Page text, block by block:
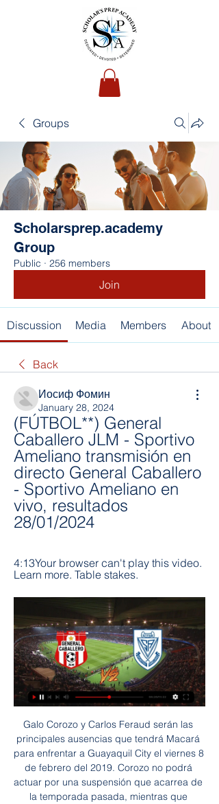
Groups
Scholarsprep.academy
Group
Public · 256 members
Join
Discussion Media Members About
Back
Иосиф Фомин
January 28, 2024
(FÚTBOL**) General
Caballero JLM - Sportivo
Ameliano transmisión en
directo General Caballero
- Sportivo Ameliano en
vivo, resultados
28/01/2024
4:13Your browser can't play this video.
Learn more. Table stakes.
Galo Corozo y Carlos Feraud serán las principales ausencias que tendrá Macará para enfrentar a Guayaquil City el viernes 8 de febrero del 2019. Corozo no podrá actuar por una suspensión que acarrea de la temporada pasada, mientras que Feraud se unió al plantel hace cinco

Alvarado ya sabía que el domingo 18 a las 18 recibirá a Argentino Agropecuario de Carlos Casares en su debut absoluto en la Primera Nacional. Pero ahora también sabe cuándo afrontará sus dos próximos partidos ante Barracas Central (segunda fecha) y Deportivo Morón (tercera), según el programa oficializado este sábado por las.

De cara a las eliminatorias al Mundial de Qatar 2022, no solo crece la expectativa por los partidos de Perú, sino también lo harán los ingresos por las transmisiones. Y es que por estos derechos ahora se pagará US$ 40 millones. Manuel Rangel, gerente comercial y de marketing de la Federación

PSV Eindhoven Heerenveen resultado partido en directo (y ver en vivo online video streaming en directo) comienza el 23.11.2019. a las 17:30 (Hora UTC) en Philips Stadion, Eindhoven…

Echa un vistazo a nuestras ofertas de albergues para mochileros. Haz tu reserva en hostels y hostales juveniles para viajeros de todo el mundo.

Sportivo Ameliano - General Caballero Jlm Sportivo Ameliano General Caballero Jlm marcadores en directo (y ver en vivo gratis video streaming en directo) comienza el 4 ago 2023 a las 19:00 (Hora UTC) ...

Independiente Medellín y Atlético Nacional disputarán el partido más atractivo del día sábado en Colombia. Y desde ya, nuestros apostadores podrán seguir todas las emociones de este cotejo correspondiente a la fecha 10ª gracias al análisis que presenta a continuación OddsShark.

DURANGO.- Jonathan del Campo bateó de 4-4 incluyendo cuadrangular y empujó siete carreras para comandar la emboscada de los Generales de Durango sobre los Piratas de Campeche al son de 12 por 8, al abrir serie en el estadio “Francisco Villa” de Durango. Del Campo tuvo su mejor actuación del 2018 con la …

Club General Caballero Jlm - Club Sportivo Ameliano ¿Dónde ver Club General Caballero Jlm vs Club Sportivo Ameliano en directo? Sigue los siguientes pasos para que puedas divertirte y ver gratis online el ...

San Francisco - Alianza: Listas de transmisión en vivo (TV, streaming en vivo, radio). Nosotros nos esforzamos en proporcionar los detalles más cercanos y detallados posibles sobre cada transmisión, sin embargo, los horarios de las transmisiones están sujetos a cambios sin previo aviso.

General Caballero JLM vs Sportivo Ameliano stream General Caballero JLM contra Sportivo Ameliano - septiembre 9, 2023 - Listados de TV y transmisión en línea en vivo, Resultados en vivo, Noticias y videos ...

Enrique De La Villa. nº C.XXXXXX del ICAM, comunica a este colegio que ha llevado a cabo los tramites necesarios para la domiciliación directa de las cuotas colegiales y en su momento ha remitido la “Orden de domiciliación de adeudo directo SEPA" debidamente cumplimentada y firmada.

Laura, escort, dulce escultural, sexy cariñosa. Atractiva masajista profesional con medidas perfectas y manos gloriosas que te haran setir el placer mas

Por Margarita, Juan Mejías y Derwin Ramírez anotaron 22 puntos cada uno. Mañana se celebrará el segundo partido de la serie, y de la temporada para Panteras de Miranda. El partido será a las 8:00 pm y el equipo lo dará todo en la cancha para llevarse la serie y regresar a casa con récord positivo.

Información: El resultado Deportivo Morón vs. Defensores de Belgrano de Fútbol de Argentina se muestra en tiempo real. Si la transmisión en vivo y en directo no se encuentra disponible, el resultado será actualizado apenas finalice el partido.

Tuvieron que pasar 12 años para que los Leones de Yucatán se vuelvan a proclamar campeones de la Liga Mexicana de Béisbol, al dar cuenta de los Sultanes de Monterrey, a los que vencieron en el séptimo y definitivo juego con marcador de 4-3. Y …

Ameliano: marcadores en directo, resultados y partidos General Caballero JLM - Sportivo Ameliano, 08.03. Sportivo Ameliano transmisión del contenido o del anuncio a su dispositivo. Lista de proveedores IAB ...

Ruidoso, sucio y pirata , pero no hay tanta inseguridad. Adolff Flores Febrero 21, 2013. Un asko!!!!! Carlos Morales Julio 24. Evita tomar el metro a partir de las 6:00 PM.. metro universidad (línea 3) coyoacán address • metro universidad (línea 3) coyoacán • estación metro universidad coyoacán •

Como Moverte Radio Taxi Dirección: José Alsina 157 Teléfono: 4429223 Colectivos Urbanos LINEA 2 Ramal A Hospital - Barberan SALE: Desde supercemento y R11 hasta el B° Carpincho Macho, R11 hasta calle Lestani B° Barberan, hasta Cataratas del Iguazu B° Raota, Av. Isla Malvinas B° Itali, R11, Av.. 25 de... Continuar Leyendo

[EN VIVO VER PARTIDO##] Ver Tacuary Sportivo 7 ago 2023 — Cómo y dónde ver Guaireña contra Sportivo Luqueño((EN VIVO!!! )) En directo General Caballero JLM Sportivo LuqGeneral Caballero JLM vs. Sportivo ...

Sportivo Ameliano vs General Caballero JLM Partido Sportivo Ameliano vs General Caballero JLM - Paraguay. División Profesional (11/24/2023): Marcador en vivo, retransmisión, estadísticas y resultados ...

Sportivo Ameliano 0-1 Gral. Caballero | Fecha 21 torneo 4:30Your browser can't play this video. Learn more General Caballero JLM 2-1 Tacuary | Fecha 1 | Torneo Apertura Paraguay 2024.

General Caballero vs Sportivo Ameliano Live We are updating match commentary for General Caballero vs Sportivo Ameliano live in real time. Lineups. We are updating team formations and line-ups for General ...

Boca venció a Godoy Cruz y se metió en cuartos de la Supercopa Argentina. El "Xeneize" se impuso 3-2 al "Tomba", con un gran partido de Wanchope Ábila, que marcó dos de los tantos..

Universidad Católica vs. Santiago Morning - 14 November 2012 - Soccerway. Bahasa - Indonesia; Chinese (simplified) Deutsch; English - Australia; English - Canada; English - Ghana; English - International; English - Ireland; English - Kenya; English - Malaysia; English - Nigeria; English - Nordics;

Deportivo Pasto derrotó 2-1 a Junior de Barranquilla en el estadio Municipal de Ipiales, encuentro válido por la apertura de la fecha 17 de la Liga Águila, de esta manera el equipo volcánico se acercó al grupo de los ocho, aunque aún falta que se termine la fecha. Lea también: Colombia jugó

Empresa asociada con la Liga Mexicana del Pacífico para la transmisión en exclusiva de las temporadas de invierno, la empresa realiza un magno esfuerzo para llevar a millones de hogares de México, Venezuela, Puerto Rico, República Dominicana y algunas regiones de los Estadios Unidos las incidencias del serial caribeño que se lleva a cabo.

Inicio Fútbol en VIVO FUTBOL INTERNET Deportivo Santani vs Nacional Asunción En VIVO 29/10/2018 FUTBOL INTERNET Deportivo Santani vs Nacional Asunción En …

El goleador de Togo saltó como Cristiano alguna vez, y le sacó una cabeza a los defensores de Benin. Igualmente, su selección perdió 2-1 y se quedó afuera de la Copa de África. Corría el minuto 22 cuando el silbante sancionó una fuerta falta en los linderos de un área, por lo que se acercó

- El defensor central Gabriel Díaz renovó contrato con el Club hasta el 30/6/21 y fue cedido a préstamo con cargo y con opción a Patronato de Paraná hasta el 30/6/20.. Partido: Ferro Carril Oeste - Defensor Sporting (Uruguay) Día y Hora: Martes 8/10, 18.40 hs.

Ver U. de Chile vs Colo Colo En vivo y en directo a las 12:00 horas sábado 18 de Mayo 2019 por CDF Premium, CDF HD y CDF Estadio. En vivo Online.. Audax Italiano vs. Curicó Unido, 17:30 horas. Estadio Bicentenario de La Florida. Related Posts ¿En qué puesto está Chile de la FIFA este 2019?

Sportivo Ameliano: Resultados en vivo, partidos y tablas General Caballero JLM. 13:30. Sp Ameliano · Copa de Primera. Paraguay. 10/02/2024 Ver todos los resultadosVer todo el Fixture. Copa de Primera - Posiciones. J ...

Alianza Lima enfrentará a Carlos A. Mannucci sin Kevin Quevedo. El entrenador Pablo Bengoechea decidió no incluir al atacante en la lista de convocados para el partido del viernes, correspondiente a la fecha 12 del Torneo Clausura de la Liga 1.

Convocatoria para el Almería - UCAM Murcia. Viajan todos los jugadores disponibles. 25 Febrero 2017. Tweet Widget; Share on Facebook; Francisco se lleva a Almería a todos los jugadores disponibles: Biel Ribas, Tekio, Góngora, Fran Pérez, Hugo Álvarez, Basha, Jona, Collantes, Nono, Cedrick, Escalona,.

Talleres de Córdoba festejó esta tarde en el Mario Alberto Kempes al superar por 3 a 1 a River Plate en el amistoso de la Copa BBVA Banco Francés, un encuentro que sirvió para no perder ritmo durante el parate de la Superliga por la fecha FIFA y en el que ambos equipos aprovecharon para probar jugadores que habitualmente no son titulares.

VER Real Madrid vs Leganes EN VIVO GRATIS VER AQUI EN DIRECTO ONLINE PARTIDO Y VER GRAITES TRANSMISION HOY en ^Español=tv,hoy(LEVANTE VS ESPANYOL) real madrid vs leganes en vivo online directv sports por la co... Real Madrid visita a Leganés en el estadio Municipal de Butarque por el duelo de ida de los cuartos de final de la Copa del Rey.

Morón. Morón. 4 mayo. El municipio conmemoró el hundimiento del Crucero Belgrano. El jefe comunal Lucas Ghi encabezó el acto junto a personalidades de la comunidad moronense y familiares de caídos en Malvinas. Recordaron los treinta años del. Detalle de la asistencia a los vecinos y de la línea de créditos del Banco Provincia. Morón.

(((VER EN LÍNEA<))) Ver Sportivo Ameliano General Caballero 9 sept 2023 — (VER EN LÍNEA<))) Ver Sportivo Ameliano General Caballero JLM en vivo minuto a minuto 23 noviembre 2023 9 sept 2023 — Sportivo Ameliano ...

Restaurante Venezuela Nutritiva “Corazón Llanero” deleitó con Alimentos 4S a apureños. Prensa INN Apure.-El pasado viernes en la noche, con la concentración de miles de personas, en la avenida Carabobo de la ciudad de San Fernando en el estado Apure, se llevó a cabo el event